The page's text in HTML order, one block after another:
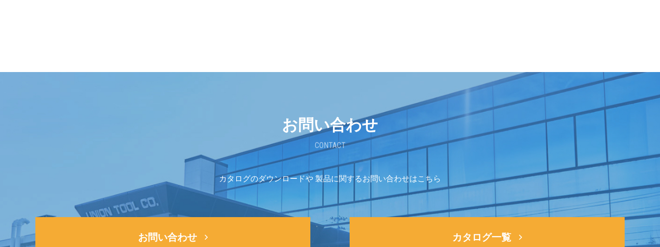
お問い合わせ
CONTACT
カタログのダウンロードや 製品に関するお問い合わせはこちら
お問い合わせ カタログ一覧